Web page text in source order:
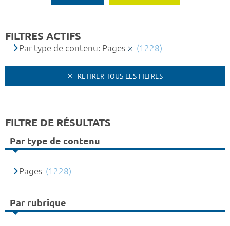
FILTRES ACTIFS
Par type de contenu: Pages (1228)
RETIRER TOUS LES FILTRES
FILTRE DE RÉSULTATS
Par type de contenu
Pages (1228)
Par rubrique